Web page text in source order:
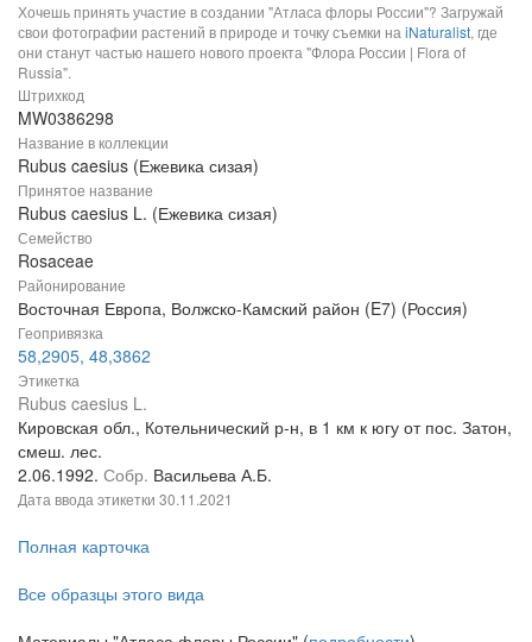
Хочешь принять участие в создании "Атласа флоры России"? Загружай
свои фотографии растений в природе и точку съемки наiNaturalist, где
они станут частью нашего нового проекта "Флора России | Flora of
Russia".
Штрихкод
MW0386298
Название в коллекции
Rubus caesius (Ежевика сизая)
Принятое название
Rubus caesius L. (Ежевика сизая)
Семейство
Rosaceae
Районирование
Восточная Европа, Волжско-Камский район (E7) (Россия)
Геопривязка
58,2905, 48,3862
Этикетка
Rubus caesius L.
Кировская обл., Котельнический р-н, в 1 км к югу от пос. Затон,
смеш. лес.
2.06.1992. Собр. Васильева А.Б.
Дата ввода этикетки 30.11.2021
Полная карточка
Все образцы этого вида